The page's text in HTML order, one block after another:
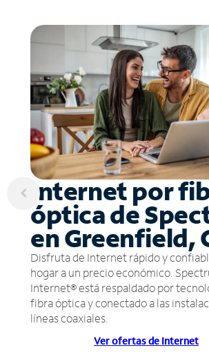
Internet por
óptica de
en Greenfield,
Disfruta de Internet rápido y
hogar a un precio económico.
Internet® está respaldado por
fibra óptica y conectado a las
líneas coaxiales.
Ver ofertas de Internet